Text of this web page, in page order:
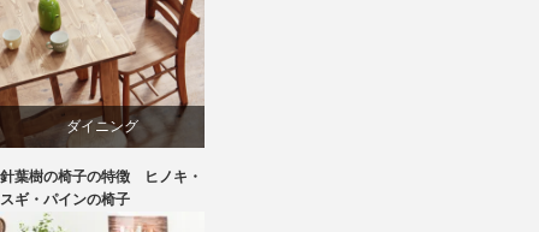
旭川
椅子
ダイニング
パイン
針葉樹の椅子の特徴 ヒノキ・
スギ・パインの椅子